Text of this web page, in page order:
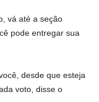
vá até a seção
pode entregar sua
desde que esteja
voto, disse o